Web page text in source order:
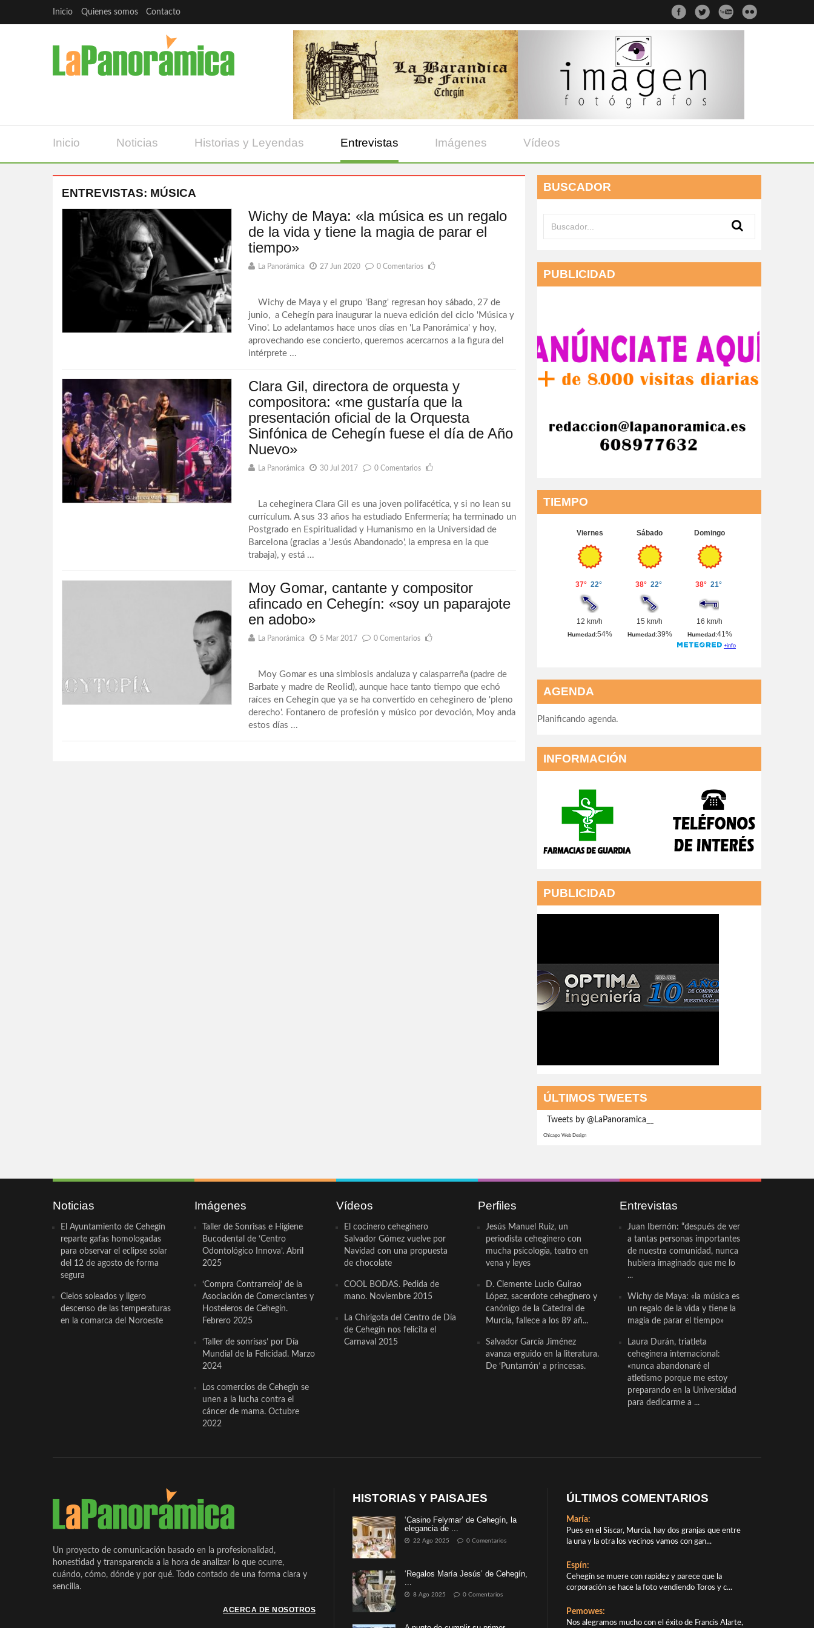
Inicio Quienes somos Contacto
Inicio Noticias Historias y Leyendas Entrevistas Imágenes Vídeos
ENTREVISTAS: MÚSICA
Wichy de Maya: «la música es un regalo
de la vida y tiene la magia de parar el
tiempo»
La Panorámica 27 Jun 2020 0 Comentarios
Wichy de Maya y el grupo 'Bang' regresan hoy sábado, 27 de
junio, a Cehegín para inaugurar la nueva edición del ciclo 'Música y
Vino'. Lo adelantamos hace unos días en 'La Panorámica' y hoy,
aprovechando ese concierto, queremos acercarnos a la figura del
intérprete ...
Clara Gil, directora de orquesta y
compositora: «me gustaría que la
presentación oficial de la Orquesta
Sinfónica de Cehegín fuese el día de Año
Nuevo»
La Panorámica 30 Jul 2017 0 Comentarios
La ceheginera Clara Gil es una joven polifacética, y si no lean su
currículum. A sus 33 años ha estudiado Enfermería; ha terminado un
Postgrado en Espiritualidad y Humanismo en la Universidad de
Barcelona (gracias a 'Jesús Abandonado', la empresa en la que
trabaja), y está ...
Moy Gomar, cantante y compositor
afincado en Cehegín: «soy un paparajote
en adobo»
La Panorámica 5 Mar 2017 0 Comentarios
Moy Gomar es una simbiosis andaluza y calasparreña (padre de
Barbate y madre de Reolid), aunque hace tanto tiempo que echó
raíces en Cehegín que ya se ha convertido en ceheginero de 'pleno
derecho'. Fontanero de profesión y músico por devoción, Moy anda
estos días ...
BUSCADOR
PUBLICIDAD
TIEMPO
AGENDA
Planificando agenda.
INFORMACIÓN
PUBLICIDAD
ÚLTIMOS TWEETS
Tweets by @LaPanoramica__
Chicago Web Design
Noticias
El Ayuntamiento de Cehegín
reparte gafas homologadas
para observar el eclipse solar
del 12 de agosto de forma
segura
Cielos soleados y ligero
descenso de las temperaturas
en la comarca del Noroeste
Imágenes
Taller de Sonrisas e Higiene
Bucodental de ‘Centro
Odontológico Innova’. Abril
2025
‘Compra Contrarreloj’ de la
Asociación de Comerciantes y
Hosteleros de Cehegín.
Febrero 2025
‘Taller de sonrisas’ por Día
Mundial de la Felicidad. Marzo
2024
Los comercios de Cehegín se
unen a la lucha contra el
cáncer de mama. Octubre
2022
Vídeos
El cocinero ceheginero
Salvador Gómez vuelve por
Navidad con una propuesta
de chocolate
COOL BODAS. Pedida de
mano. Noviembre 2015
La Chirigota del Centro de Día
de Cehegín nos felicita el
Carnaval 2015
Perfiles
Jesús Manuel Ruiz, un
periodista ceheginero con
mucha psicología, teatro en
vena y leyes
D. Clemente Lucio Guirao
López, sacerdote ceheginero y
canónigo de la Catedral de
Murcia, fallece a los 89 añ...
Salvador García Jiménez
avanza erguido en la literatura.
De ‘Puntarrón’ a princesas.
Entrevistas
Juan Ibernón: “después de ver
a tantas personas importantes
de nuestra comunidad, nunca
hubiera imaginado que me lo
...
Wichy de Maya: «la música es
un regalo de la vida y tiene la
magia de parar el tiempo»
Laura Durán, triatleta
ceheginera internacional:
«nunca abandonaré el
atletismo porque me estoy
preparando en la Universidad
para dedicarme a ...
Un proyecto de comunicación basado en la profesionalidad,
honestidad y transparencia a la hora de analizar lo que ocurre,
cuándo, cómo, dónde y por qué. Todo contado de una forma clara y
sencilla.
ACERCA DE NOSOTROS
HISTORIAS Y PAISAJES
‘Casino Felymar’ de Cehegín, la
elegancia de ...
22 Ago 2025 0 Comentarios
‘Regalos María Jesús’ de Cehegín,
...
8 Ago 2025 0 Comentarios
ÚLTIMOS COMENTARIOS
María:
Pues en el Siscar, Murcia, hay dos granjas que entre
la una y la otra los vecinos vamos con gan...
Espín:
Cehegín se muere con rapidez y parece que la
corporación se hace la foto vendiendo Toros y c...
Pemowes:
Nos alegramos mucho con el éxito de Francis Alarte,